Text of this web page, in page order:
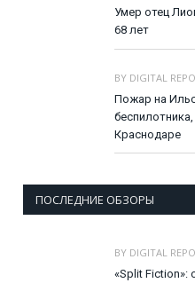
Умер отец
68 лет
BY DIGITAL
Пожар на
Краснодаре
ПОСЛЕДНИЕ ОБЗОРЫ
BY DIGITAL
«Split